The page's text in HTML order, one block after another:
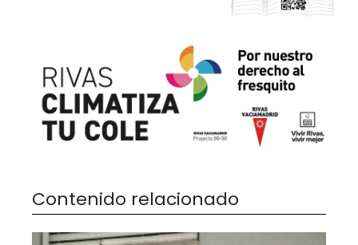
Contenido relacionado